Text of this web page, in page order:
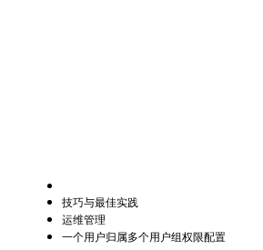
技巧与最佳实践
运维管理
一个用户归属多个用户组权限配置